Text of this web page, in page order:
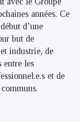
années. Ce
d’une
but de
industrie, de
entre les
et de